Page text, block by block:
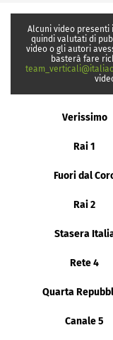
Alcuni video presenti
quindi valutati di
video o gli autori
basterà fare
Verissimo
Rai 1
Fuori dal
Rai 2
Stasera
Rete 4
Quarta
Canale 5